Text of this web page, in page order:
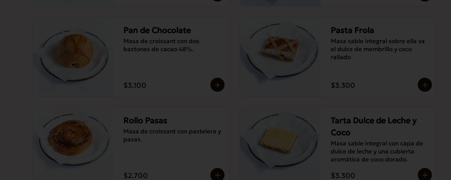
Pan de Chocolate
Masa de croissant con dos
bastones de cacao 48%.
$3.100
Pasta Frola
Masa sable integral sobre ella va
el dulce de membrillo y coco
rallado
$3.300
Rollo Pasas
Masa de croissant con pastelera y
pasas.
$2.700
Tarta Dulce de Leche y
Coco
Masa sable integral con capa de
dulce de leche y una cubierta
aromática de coco dorado.
$3.300